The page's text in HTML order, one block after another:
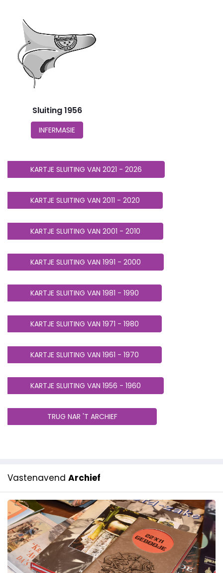
Sluiting 1956
INFERMASIE
KARTJE SLUITING VAN 2021 - 2026
KARTJE SLUITING VAN 2011 - 2020
KARTJE SLUITING VAN 2001 - 2010
KARTJE SLUITING VAN 1991 - 2000
KARTJE SLUITING VAN 1981 - 1990
KARTJE SLUITING VAN 1971 - 1980
KARTJE SLUITING VAN 1961 - 1970
KARTJE SLUITING VAN 1956 - 1960
TRUG NAR 'T ARCHIEF
Vastenavend Archief